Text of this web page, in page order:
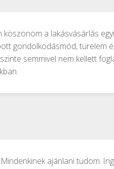
köszönöm a lakásvásárlás
gondolkodásmód, türelem
semmivel nem kellett
ajánlani tudom.